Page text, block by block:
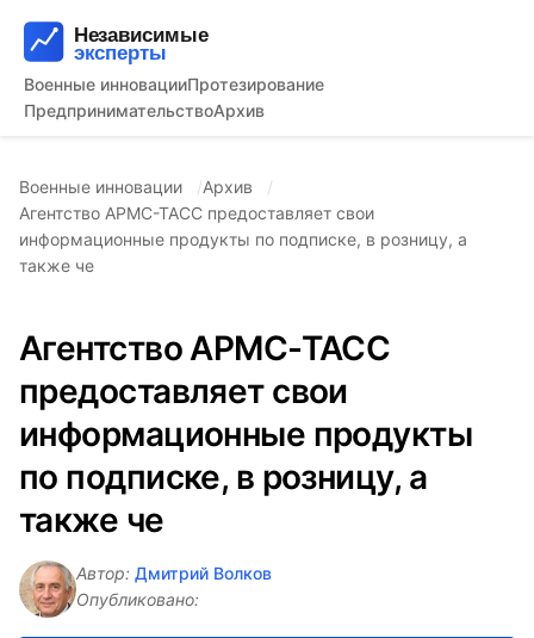
Военные инновацииПротезирование
ПредпринимательствоАрхив
Военные инновации
Архив
Агентство АРМС-ТАСС предоставляет свои
информационные продукты по подписке, в розницу, а
также че
Агентство АРМС-ТАСС
предоставляет свои
информационные продукты
по подписке, в розницу, а
также че
Автор: Дмитрий Волков
Опубликовано: